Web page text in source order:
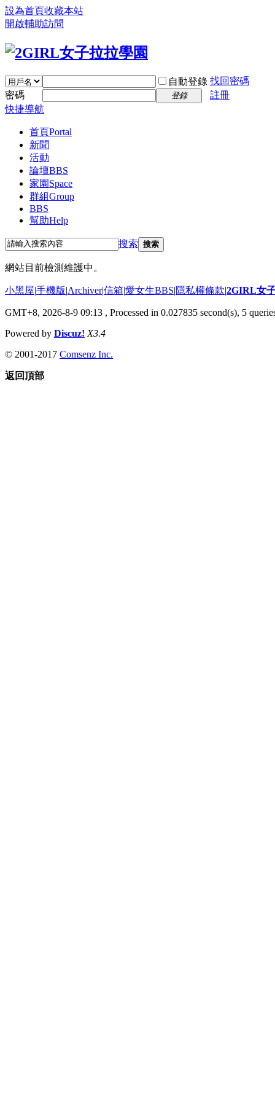
設為首頁收藏本站
開啟輔助訪問
自動登錄 找回密碼
密碼
登錄
註冊
快捷導航
首頁Portal
新聞
活動
論壇BBS
家園 Space
群組Group
BBS
幫助Help
搜索 搜索
網站目前檢測維護中。
小黑屋|手機版|Archiver|信箱|愛女生BBS|隱私權條款|2GIRL女
GMT+8, 2026-8-9 09:13 , Processed in 0.027835 second(s), 5
Powered by Discuz! X3.4
© 2001-2017 Comsenz Inc.
返回頂部